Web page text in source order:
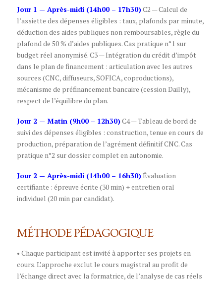
Jour 1 — Après-midi (14h00 – 17h30)C2 — Calcul de
l’assiette des dépenses éligibles : taux, plafonds par minute,
déduction des aides publiques non remboursables, règle du
plafond de 50 % d’aides publiques. Cas pratique n°1 sur
budget réel anonymisé. C3 — Intégration du crédit d’impôt
dans le plan de financement : articulation avec les autres
sources (CNC, diffuseurs, SOFICA, coproductions),
mécanisme de préfinancement bancaire (cession Dailly),
respect de l’équilibre du plan.
Jour 2 — Matin (9h00 – 12h30)C4 — Tableau de bord de
suivi des dépenses éligibles : construction, tenue en cours de
production, préparation de l’agrément définitif CNC. Cas
pratique n°2 sur dossier complet en autonomie.
Jour 2 — Après-midi (14h00 – 16h30)Évaluation
certifiante : épreuve écrite (30 min) + entretien oral
individuel (20 min par candidat).
MÉTHODE PÉDAGOGIQUE
• Chaque participant est invité à apporter ses projets en
cours. L’approche exclut le cours magistral au profit de
l’échange direct avec la formatrice, de l’analyse de cas réels